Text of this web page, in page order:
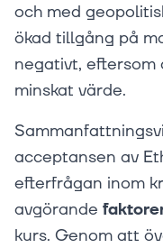
och med
ökad tillgång på
negativt, eftersom
minskat värde.
acceptansen av
efterfrågan inom
avgörande
kurs. Genom att